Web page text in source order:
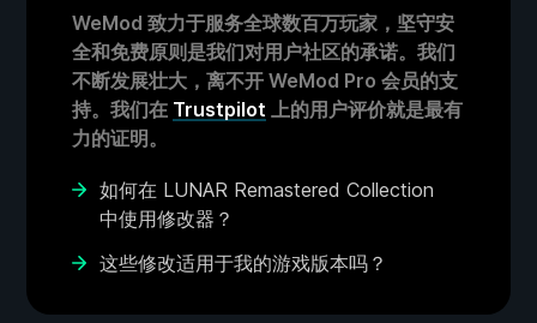
WeMod 致力于服务全球数百万玩家，坚守安
全和免费原则是我们对用户社区的承诺。我们
不断发展壮大，离不开 WeMod Pro 会员的支
持。我们在 Trustpilot 上的用户评价就是最有
力的证明。
如何在 LUNAR Remastered Collection
中使用修改器？
这些修改适用于我的游戏版本吗？